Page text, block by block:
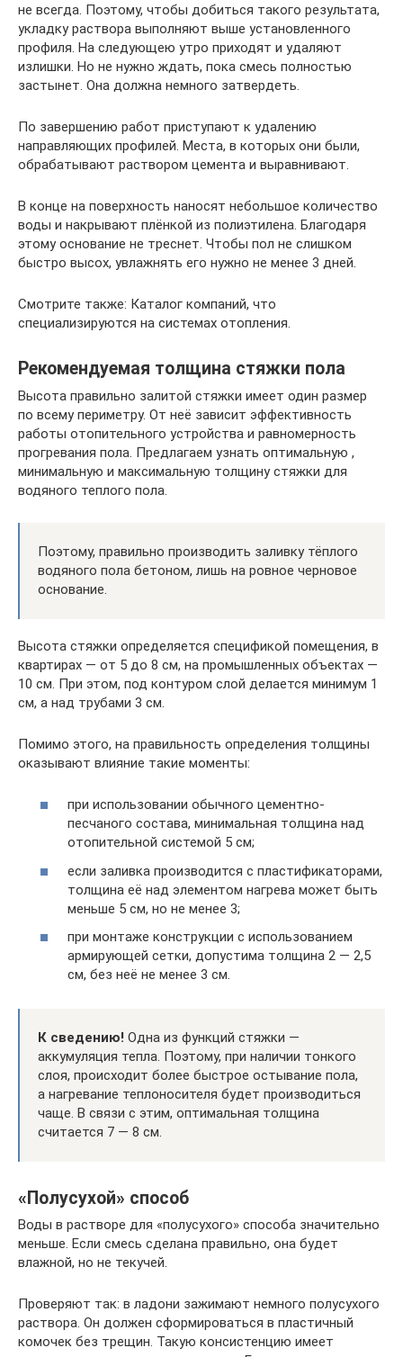
не всегда. Поэтому, чтобы добиться такого результата,
укладку раствора выполняют выше установленного
профиля. На следующею утро приходят и удаляют
излишки. Но не нужно ждать, пока смесь полностью
застынет. Она должна немного затвердеть.
По завершению работ приступают к удалению
направляющих профилей. Места, в которых они были,
обрабатывают раствором цемента и выравнивают.
В конце на поверхность наносят небольшое количество
воды и накрывают плёнкой из полиэтилена. Благодаря
этому основание не треснет. Чтобы пол не слишком
быстро высох, увлажнять его нужно не менее 3 дней.
Смотрите также: Каталог компаний, что
специализируются на системах отопления.
Рекомендуемая толщина стяжки пола
Высота правильно залитой стяжки имеет один размер
по всему периметру. От неё зависит эффективность
работы отопительного устройства и равномерность
прогревания пола. Предлагаем узнать оптимальную ,
минимальную и максимальную толщину стяжки для
водяного теплого пола.
Поэтому, правильно производить заливку тёплого
водяного пола бетоном, лишь на ровное черновое
основание.
Высота стяжки определяется спецификой помещения, в
квартирах — от 5 до 8 см, на промышленных объектах —
10 см. При этом, под контуром слой делается минимум 1
см, а над трубами 3 см.
Помимо этого, на правильность определения толщины
оказывают влияние такие моменты:
при использовании обычного цементно-
песчаного состава, минимальная толщина над
отопительной системой 5 см;
если заливка производится с пластификаторами,
толщина её над элементом нагрева может быть
меньше 5 см, но не менее 3;
при монтаже конструкции с использованием
армирующей сетки, допустима толщина 2 — 2,5
см, без неё не менее 3 см.
К сведению! Одна из функций стяжки —
аккумуляция тепла. Поэтому, при наличии тонкого
слоя, происходит более быстрое остывание пола,
а нагревание теплоносителя будет производиться
чаще. В связи с этим, оптимальная толщина
считается 7 — 8 см.
«Полусухой» способ
Воды в растворе для «полусухого» способа значительно
меньше. Если смесь сделана правильно, она будет
влажной, но не текучей.
Проверяют так: в ладони зажимают немного полусухого
раствора. Он должен сформироваться в пластичный
комочек без трещин. Такую консистенцию имеет